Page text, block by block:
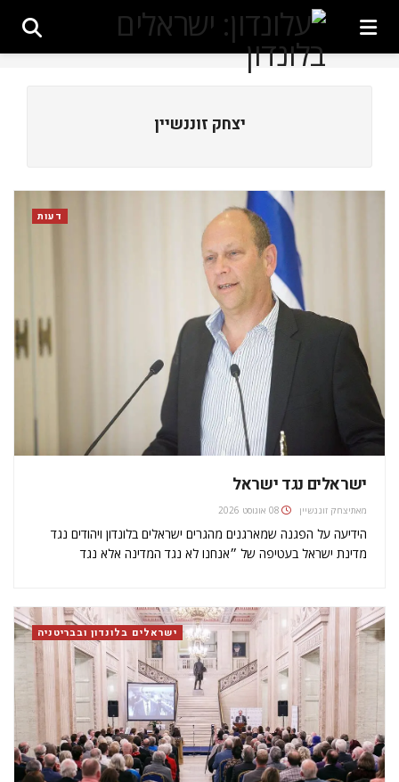
יצחק זוננשיין
דעות
ישראלים נגד ישראל
מאתיצחק זוננשיין 08 אוגוסט 2026
הידיעה על הפגנה שמארגנים מהגרים ישראלים בלונדון ויהודים נגד
מדינת ישראל בעטיפה של ״אנחנו לא נגד המדינה אלא נגד
נגד מדינת ישראל מול…
ישראלים בלונדון ובבריטניה